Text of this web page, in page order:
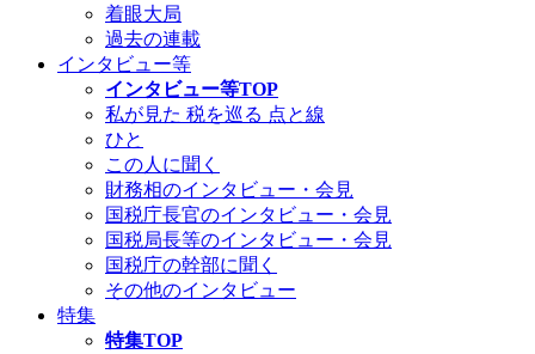
着眼大局
過去の連載
インタビュー等
インタビュー等TOP
私が見た 税を巡る 点と線
ひと
この人に聞く
財務相のインタビュー・会見
国税庁長官のインタビュー・会見
国税局長等のインタビュー・会見
国税庁の幹部に聞く
その他のインタビュー
特集
特集TOP